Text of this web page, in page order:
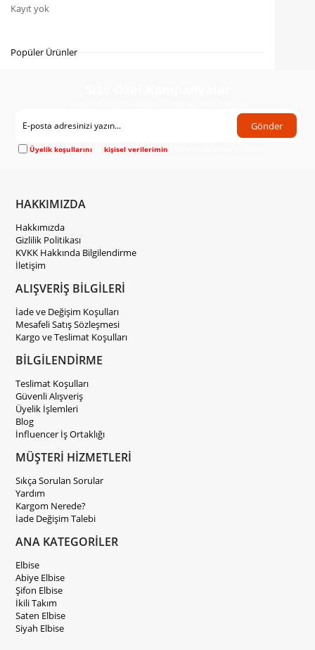
Fiyat Düşünce Haber Ver
Gönder
Üyelik koşullarını vekişisel verilerimin
HAKKIMIZDA
Hakkımızda
Gizlilik Politikası
KVKK Hakkında Bilgilendirme
İletişim
ALIŞVERİŞ BİLGİLERİ
İade ve Değişim Koşulları
Mesafeli Satış Sözleşmesi
Kargo ve Teslimat Koşulları
BİLGİLENDİRME
Teslimat Koşulları
Güvenli Alışveriş
Üyelik İşlemleri
Blog
İnfluencer İş Ortaklığı
MÜŞTERİ HİZMETLERİ
Sıkça Sorulan Sorular
Yardım
Kargom Nerede?
İade Değişim Talebi
ANA KATEGORİLER
Elbise
Abiye Elbise
Şifon Elbise
İkili Takım
Saten Elbise
Siyah Elbise
Kayıt yok
Popüler Ürünler